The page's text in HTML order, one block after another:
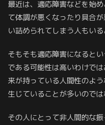
最近は、適応障害などを始
て体調が悪くなったり具合
い詰められてしまう人もいる
そもそも適応障害になると
である可能性は高いわけで
来が持っている人間性のよ
生じていることが多いのでは
その人にとって非人間的な